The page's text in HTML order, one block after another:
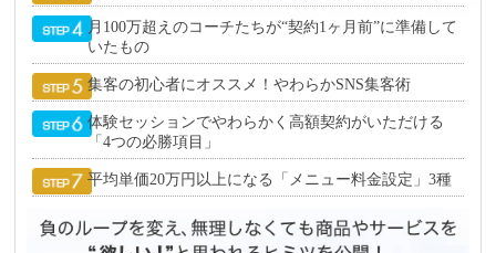
月100万超えのコーチたちが“契約1ヶ月前”に準備して
いたもの
集客の初心者にオススメ！やわらかSNS集客術
体験セッションでやわらかく高額契約がいただける
「4つの必勝項目」
平均単価20万円以上になる「メニュー料金設定」3種